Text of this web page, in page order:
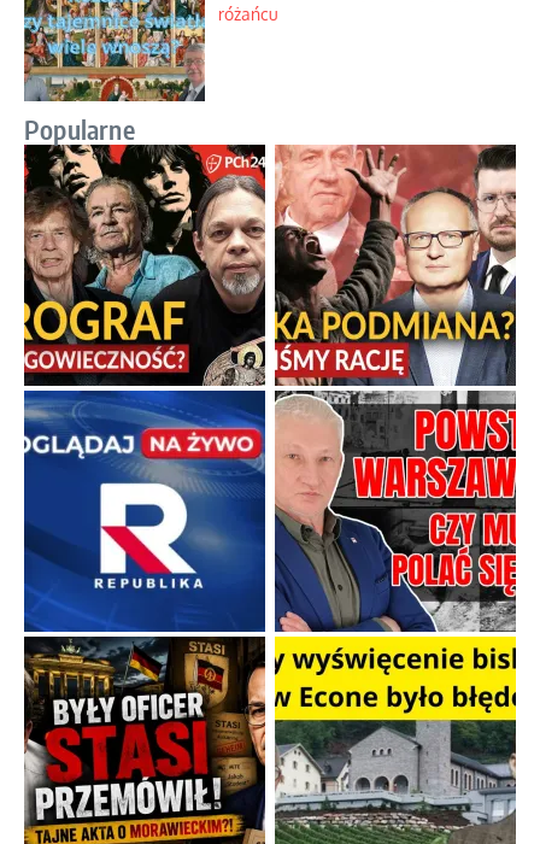
różańcu
Popularne